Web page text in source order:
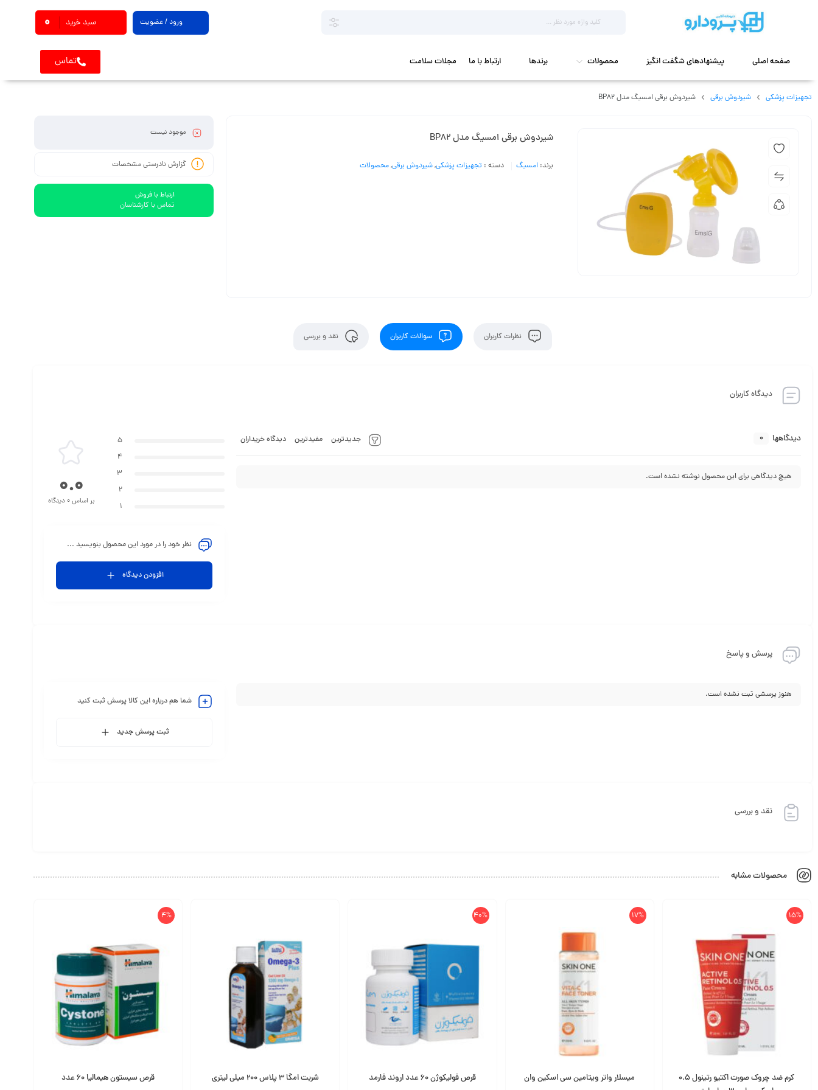
ورود / عضویت سبد خرید 0
صفحه اصلی پیشنهادهای شگفت انگیز محصولات برندها ارتباط با ما مجلات سلامت تماس
تجهیزات پزشکی شیردوش برقی شیردوش برقی امسیگ مدل BP82
شیردوش برقی امسیگ مدل BP82
برند: امسیگ دسته : تجهیزات پزشکی,شیردوش برقی,محصولات
موجود نیست
گزارش نادرستی مشخصات
ارتباط با فروش
تماس با کارشناسان
نظرات کاربران سوالات کاربران نقد و بررسی
دیدگاه کاربران
دیدگاهها 0 جدیدترین مفیدترین دیدگاه خریداران
هیچ دیدگاهی برای این محصول نوشته نشده است.
5
4
3
2
1
0.0
بر اساس 0 دیدگاه
نظر خود را در مورد این محصول بنویسید ...
افزودن دیدگاه
پرسش و پاسخ
هنوز پرسشی ثبت نشده است.
شما هم درباره این کالا پرسش ثبت کنید
ثبت پرسش جدید
نقد و بررسی
محصولات مشابه
15%
کرم ضد چروک صورت اکتیو رتینول 0.5
17%
میسلار واتر ویتامین سی اسکین وان
40%
قرص فولیکوژن 60 عدد اروند فارمد شربت امگا 3 پلاس 200 میلی لیتری
4%
قرص سیستون هیمالیا 60 عدد